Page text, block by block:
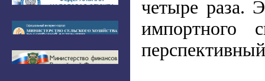
четыре раза.
импортного